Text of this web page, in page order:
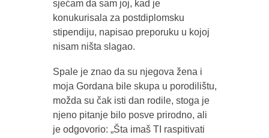
sjećam da sam joj, kad je
konukurisala za postdiplomsku
stipendiju, napisao preporuku u kojoj
nisam ništa slagao.
Spale je znao da su njegova žena i
moja Gordana bile skupa u porodilištu,
možda su čak isti dan rodile, stoga je
njeno pitanje bilo posve prirodno, ali
je odgovorio: „Šta imaš TI raspitivati